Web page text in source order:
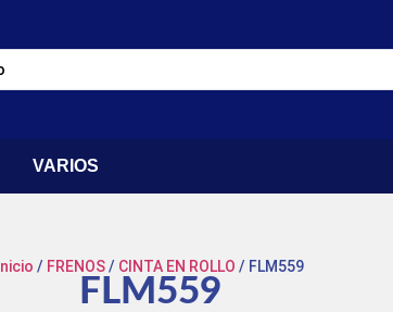
VARIOS
Inicio / FRENOS/ CINTA EN ROLLO / FLM559
FLM559